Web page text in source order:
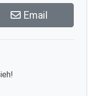
Email